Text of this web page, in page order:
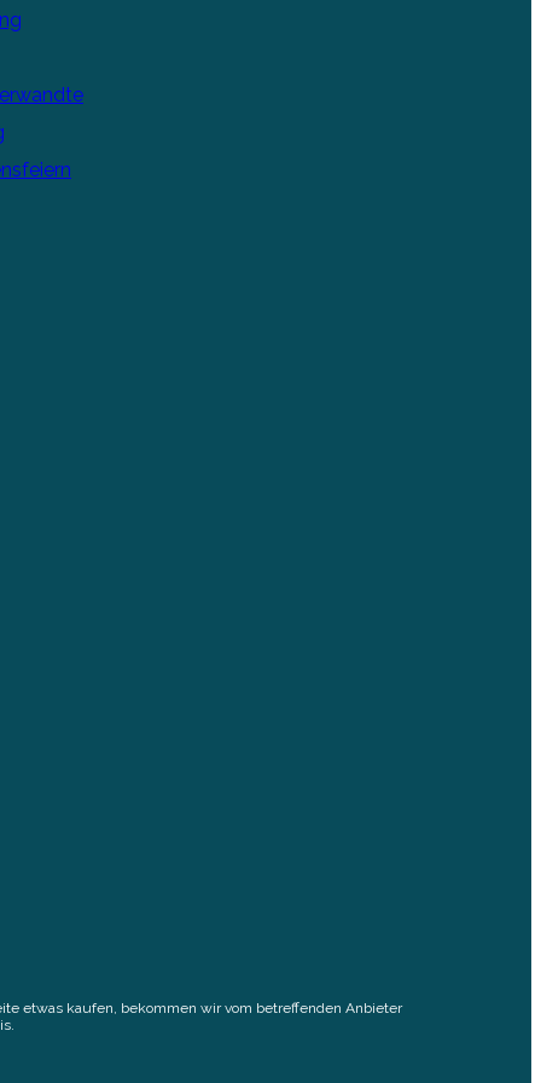
etwas kaufen, bekommen wir vom betreffenden Anbieter